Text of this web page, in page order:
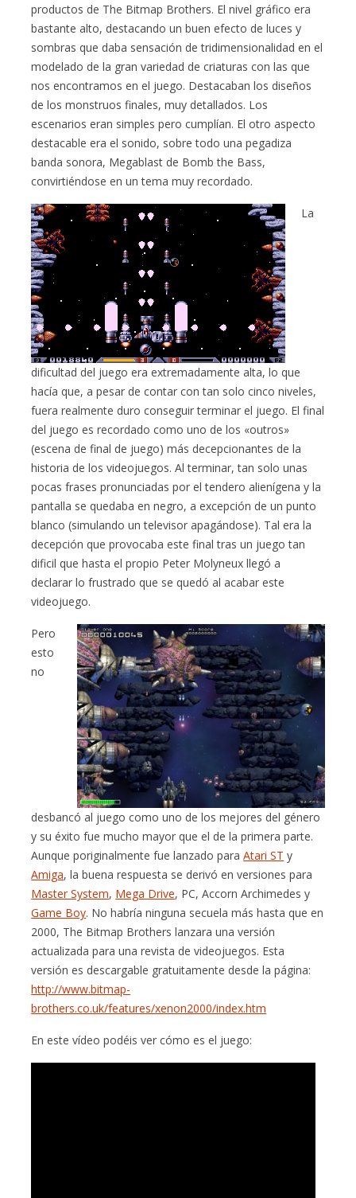
productos de The Bitmap Brothers. El nivel gráfico era
bastante alto, destacando un buen efecto de luces y
sombras que daba sensación de tridimensionalidad en el
modelado de la gran variedad de criaturas con las que
nos encontramos en el juego. Destacaban los diseños
de los monstruos finales, muy detallados. Los
escenarios eran simples pero cumplían. El otro aspecto
destacable era el sonido, sobre todo una pegadiza
banda sonora, Megablast de Bomb the Bass,
convirtiéndose en un tema muy recordado.
La
dificultad del juego era extremadamente alta, lo que
hacía que, a pesar de contar con tan solo cinco niveles,
fuera realmente duro conseguir terminar el juego. El final
del juego es recordado como uno de los «outros»
(escena de final de juego) más decepcionantes de la
historia de los videojuegos. Al terminar, tan solo unas
pocas frases pronunciadas por el tendero alienígena y la
pantalla se quedaba en negro, a excepción de un punto
blanco (simulando un televisor apagándose). Tal era la
decepción que provocaba este final tras un juego tan
dificil que hasta el propio Peter Molyneux llegó a
declarar lo frustrado que se quedó al acabar este
videojuego.
Pero
esto
no
desbancó al juego como uno de los mejores del género
y su éxito fue mucho mayor que el de la primera parte.
Aunque poriginalmente fue lanzado paraAtari ST y
Amiga, la buena respuesta se derivó en versiones para
Master System, Mega Drive, PC, Accorn Archimedes y
Game Boy. No habría ninguna secuela más hasta que en
2000, The Bitmap Brothers lanzara una versión
actualizada para una revista de videojuegos. Esta
versión es descargable gratuitamente desde la página:
http://www.bitmap-
brothers.co.uk/features/xenon2000/index.htm
En este vídeo podéis ver cómo es el juego: